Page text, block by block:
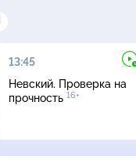
13:45
Невский. Проверка на
прочность 16+